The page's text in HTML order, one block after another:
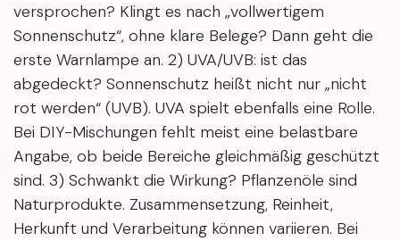
versprochen? Klingt es nach „vollwertigem
Sonnenschutz“, ohne klare Belege? Dann geht die
erste Warnlampe an. 2) UVA/UVB: ist das
abgedeckt? Sonnenschutz heißt nicht nur „nicht
rot werden“ (UVB). UVA spielt ebenfalls eine Rolle.
Bei DIY-Mischungen fehlt meist eine belastbare
Angabe, ob beide Bereiche gleichmäßig geschützt
sind. 3) Schwankt die Wirkung? Pflanzenöle sind
Naturprodukte. Zusammensetzung, Reinheit,
Herkunft und Verarbeitung können variieren. Bei